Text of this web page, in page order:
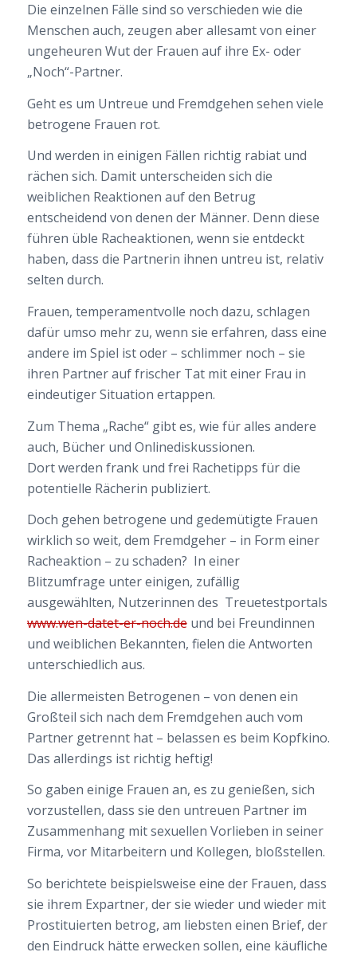
Die einzelnen Fälle sind so verschieden wie die
Menschen auch, zeugen aber allesamt von einer
ungeheuren Wut der Frauen auf ihre Ex- oder
„Noch“-Partner.
Geht es um Untreue und Fremdgehen sehen viele
betrogene Frauen rot.
Und werden in einigen Fällen richtig rabiat und
rächen sich. Damit unterscheiden sich die
weiblichen Reaktionen auf den Betrug
entscheidend von denen der Männer. Denn diese
führen üble Racheaktionen, wenn sie entdeckt
haben, dass die Partnerin ihnen untreu ist, relativ
selten durch.
Frauen, temperamentvolle noch dazu, schlagen
dafür umso mehr zu, wenn sie erfahren, dass eine
andere im Spiel ist oder – schlimmer noch – sie
ihren Partner auf frischer Tat mit einer Frau in
eindeutiger Situation ertappen.
Zum Thema „Rache“ gibt es, wie für alles andere
auch, Bücher und Onlinediskussionen.
Dort werden frank und frei Rachetipps für die
potentielle Rächerin publiziert.
Doch gehen betrogene und gedemütigte Frauen
wirklich so weit, dem Fremdgeher – in Form einer
Racheaktion – zu schaden? In einer
Blitzumfrage unter einigen, zufällig
ausgewählten, Nutzerinnen des Treuetestportals
www.wen-datet-er-noch.deund bei Freundinnen
und weiblichen Bekannten, fielen die Antworten
unterschiedlich aus.
Die allermeisten Betrogenen – von denen ein
Großteil sich nach dem Fremdgehen auch vom
Partner getrennt hat – belassen es beim Kopfkino.
Das allerdings ist richtig heftig!
So gaben einige Frauen an, es zu genießen, sich
vorzustellen, dass sie den untreuen Partner im
Zusammenhang mit sexuellen Vorlieben in seiner
Firma, vor Mitarbeitern und Kollegen, bloßstellen.
So berichtete beispielsweise eine der Frauen, dass
sie ihrem Expartner, der sie wieder und wieder mit
Prostituierten betrog, am liebsten einen Brief, der
den Eindruck hätte erwecken sollen, eine käufliche